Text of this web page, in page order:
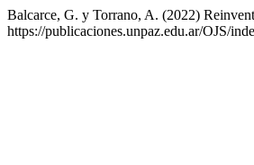
Balcarce, G. y Torrano, A. (2022)
https://publicaciones.unpaz.edu.ar/OJS/